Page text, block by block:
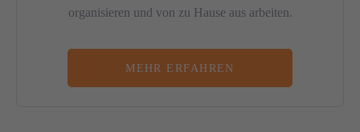
organisieren und von zu Hause aus arbeiten.
MEHR ERFAHREN